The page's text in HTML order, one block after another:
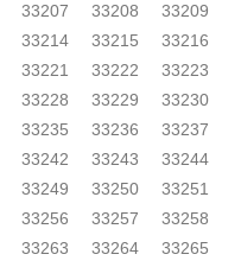
33207 33208
33209
33214 33215
33216
33221 33222
33223
33228 33229
33230
33235 33236
33237
33242 33243
33244
33249 33250
33251
33256 33257
33258
33263 33264
33265